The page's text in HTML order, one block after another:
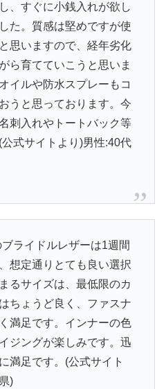
、すぐに小銭入れが欲し
た。質感は堅めですが使
思いますので、経年劣化
ら育てていこうと思いま
イルや防水スプレーもコ
うと思っております。今
刺入れやトートバック等
式サイトより)男性:40代
ライドルレザーは1週間
想定通りとても良い選択
るサイズは、最低限のカ
ちょうど良く、ファスナ
満足です。インナーの色
ジングが楽しみです。迅
満足です。(公式サイト
)